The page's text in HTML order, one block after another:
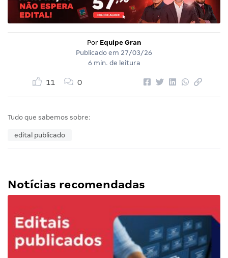
Por Equipe Gran
Publicado em 27/03/26
6 min. de leitura
11 0
Tudo que sabemos sobre:
edital publicado
Notícias recomendadas